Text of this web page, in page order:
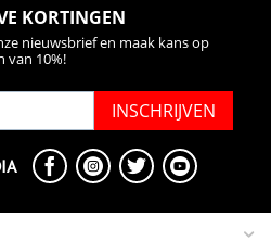
KORTINGEN
nieuwsbrief en maak kans op
van 10%!
INSCHRIJVEN